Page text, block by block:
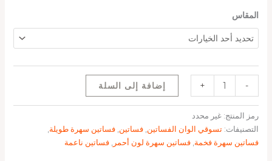
المقاس
-
+ إضافة إلى السلة
رمز المنتج: غير محدد
التصنيفات: تسوقي الوان الفساتين, فساتين, فساتين سهرة طويلة,
فساتين سهرة فخمة, فساتين سهرة لون أحمر , فساتين ناعمة